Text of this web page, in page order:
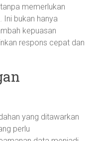
memerlukan
Ini bukan hanya
kepuasan
respons cepat dan
yang ditawarkan
perlu